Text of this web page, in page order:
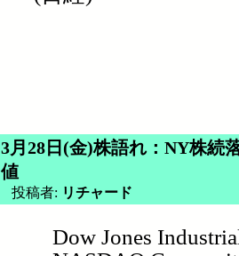
3月28日(金)株語れ：NY株
値
投稿者: リチャード
Dow Jones